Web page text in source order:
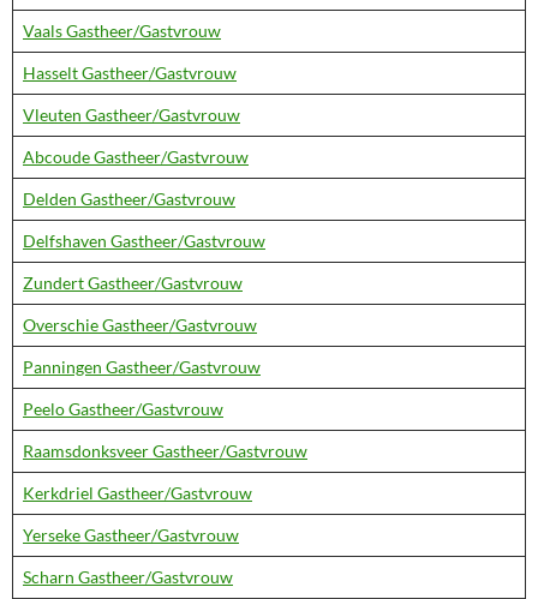
Vaals Gastheer/Gastvrouw
Hasselt Gastheer/Gastvrouw
Vleuten Gastheer/Gastvrouw
Abcoude Gastheer/Gastvrouw
Delden Gastheer/Gastvrouw
Delfshaven Gastheer/Gastvrouw
Zundert Gastheer/Gastvrouw
Overschie Gastheer/Gastvrouw
Panningen Gastheer/Gastvrouw
Peelo Gastheer/Gastvrouw
Raamsdonksveer Gastheer/Gastvrouw
Kerkdriel Gastheer/Gastvrouw
Yerseke Gastheer/Gastvrouw
Scharn Gastheer/Gastvrouw